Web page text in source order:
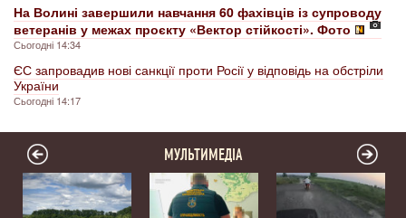
На Волині завершили навчання 60 фахівців із супроводу
ветеранів у межах проєкту «Вектор стійкості». Фото
Сьогодні 14:34
ЄС запровадив нові санкції проти Росії у відповідь на обстріли
України
Сьогодні 14:17
МУЛЬТИМЕДІА